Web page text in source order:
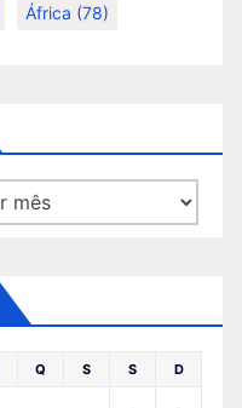
África (78)
Q S S D